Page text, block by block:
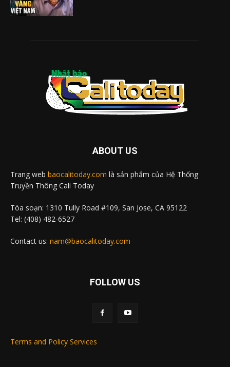
ABOUT US
Trang web baocalitoday.com là sản phẩm của Hệ Thống
Truyền Thông Cali Today
Tòa soạn: 1310 Tully Road #109, San Jose, CA 95122
Tel: (408) 482-6527
Contact us: nam@baocalitoday.com
FOLLOW US
Terms and Policy Services